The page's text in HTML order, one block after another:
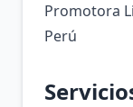
Promotora
Perú